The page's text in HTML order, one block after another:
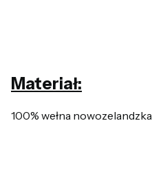
Materiał:
100% wełna nowozelandzka